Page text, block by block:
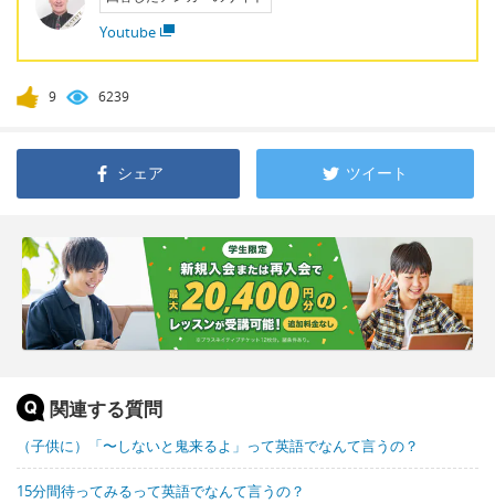
Youtube
9 6239
シェア ツイート
関連する質問
（子供に）「〜しないと鬼来るよ」って英語でなんて言うの？
15分間待ってみるって英語でなんて言うの？